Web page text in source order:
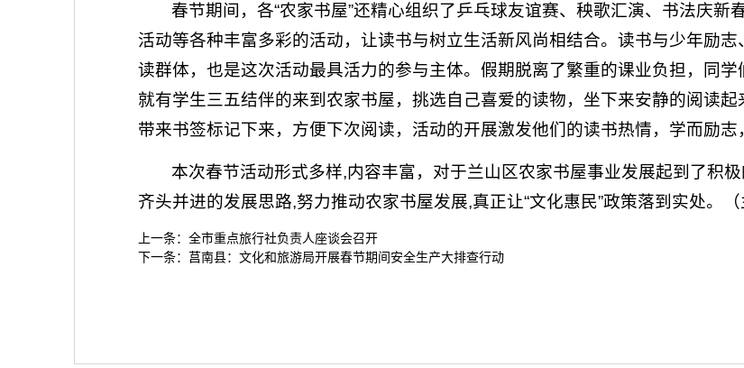
春节期间，各“农家书屋”还精心组织了乒乓球友谊赛、秧歌汇演、书法庆新
活动等各种丰富多彩的活动，让读书与树立生活新风尚相结合。读书与少年励
读群体，也是这次活动最具活力的参与主体。假期脱离了繁重的课业负担，同
就有学生三五结伴的来到农家书屋，挑选自己喜爱的读物，坐下来安静的阅读
带来书签标记下来，方便下次阅读，活动的开展激发他们的读书热情，学而励志
本次春节活动形式多样,内容丰富，对于兰山区农家书屋事业发展起到了积
齐头并进的发展思路,努力推动农家书屋发展,真正让“文化惠民”政策落到实处。
上一条： 全市重点旅行社负责人座谈会召开
下一条： 莒南县：文化和旅游局开展春节期间安全生产大排查行动